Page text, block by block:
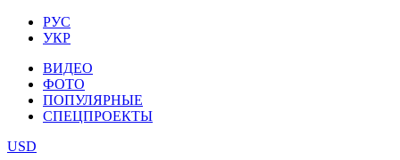
РУС
УКР
ВИДЕО
ФОТО
ПОПУЛЯРНЫЕ
СПЕЦПРОЕКТЫ
USD